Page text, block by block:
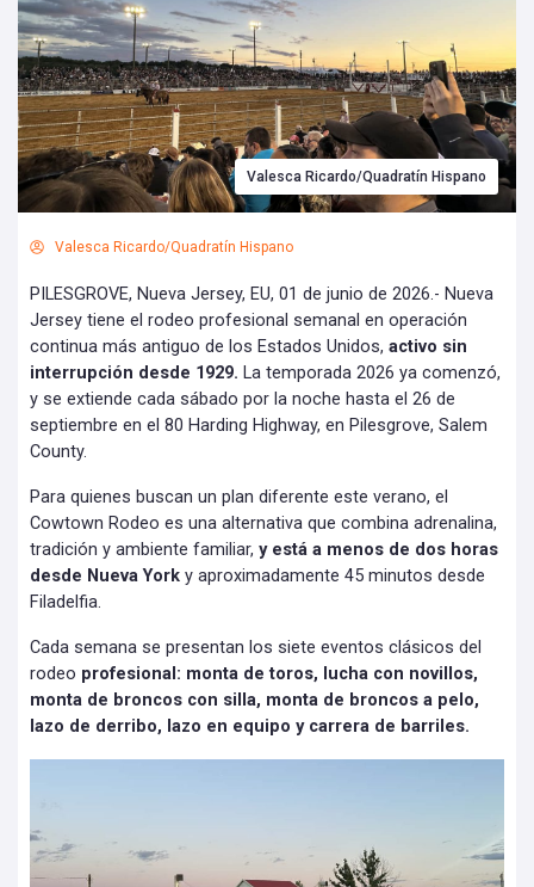
Valesca Ricardo/Quadratín Hispano
Valesca Ricardo/Quadratín Hispano
PILESGROVE, Nueva Jersey, EU, 01 de junio de 2026.- Nueva
Jersey tiene el rodeo profesional semanal en operación
continua más antiguo de los Estados Unidos, activo sin
interrupción desde 1929. La temporada 2026 ya comenzó,
y se extiende cada sábado por la noche hasta el 26 de
septiembre en el 80 Harding Highway, en Pilesgrove, Salem
County.
Para quienes buscan un plan diferente este verano, el
Cowtown Rodeo es una alternativa que combina adrenalina,
tradición y ambiente familiar, y está a menos de dos horas
desde Nueva York y aproximadamente 45 minutos desde
Filadelfia.
Cada semana se presentan los siete eventos clásicos del
rodeo profesional: monta de toros, lucha con novillos,
monta de broncos con silla, monta de broncos a pelo,
lazo de derribo, lazo en equipo y carrera de barriles.